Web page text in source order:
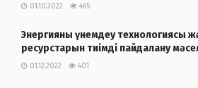
01.10.2022 465
Энергияны үнемдеу технологиясы
ресурстарын тиімді пайдалану
01.12.2022 401